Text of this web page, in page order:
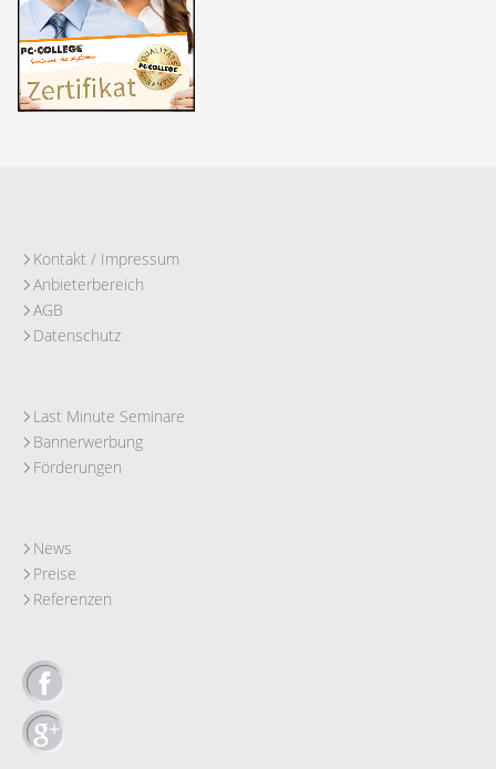
Kontakt / Impressum
Anbieterbereich
AGB
Datenschutz
Last Minute Seminare
Bannerwerbung
Förderungen
News
Preise
Referenzen